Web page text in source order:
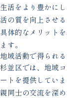
生活をより豊かに
活の質を向上させ
具体的なメリット
ます。
地域活動で得られ
杉並区では、地域
ートを提供してい
親同士の交流を深